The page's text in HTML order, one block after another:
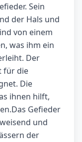
Sein
der Hals und
von einem
was ihm ein
Der
für die
Die
ihnen hilft,
Gefieder
und
der